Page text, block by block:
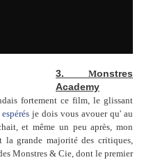
3. Monstres
Academy
fortement ce film, le glissant
je dois vous avouer qu' au
et même un peu après, mon
la grande majorité des critiques,
Monstres & Cie, dont le premier